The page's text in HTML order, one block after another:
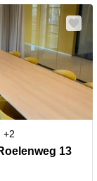
toe
+2
13